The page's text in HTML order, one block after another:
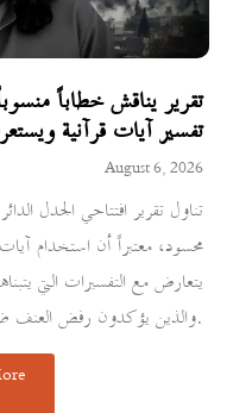
تقرير يناقش خطاباً
تفسير آيات قرآنية
August 6, 2026
تناول تقرير افتتاحي الجدل
محسود، معتبراً أن استخدام
يتعارض مع التفسيرات التي
والذين يؤكدون رفض العنف ضد الدولة والمدنيين.